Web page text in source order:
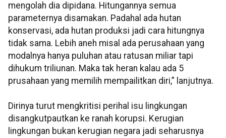
mengolah dia dipidana. Hitungannya semua
parameternya disamakan. Padahal ada hutan
konservasi, ada hutan produksi jadi cara hitungnya
tidak sama. Lebih aneh misal ada perusahaan yang
modalnya hanya puluhan atau ratusan miliar tapi
dihukum triliunan. Maka tak heran kalau ada 5
prusahaan yang memilih mempailitkan diri,” lanjutnya.
Dirinya turut mengkritisi perihal isu lingkungan
disangkutpautkan ke ranah korupsi. Kerugian
lingkungan bukan kerugian negara jadi seharusnya